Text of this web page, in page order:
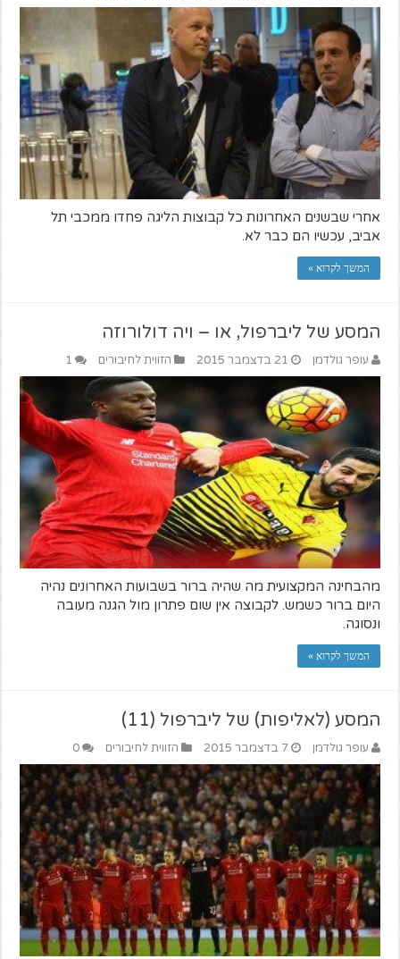
אחרי שבשנים האחרונות כל קבוצות הליגה פחדו ממכבי תל
אביב, עכשיו הם כבר לא.
המשך לקרוא »
המסע של ליברפול, או – ויה דולורוזה
עופר גולדמן 21 בדצמבר 2015 הזווית לחיבורים 1
מהבחינה המקצועית מה שהיה ברור בשבועות האחרונים נהיה
היום ברור כשמש. לקבוצה אין שום פתרון מול הגנה מעובה
ונסוגה.
המשך לקרוא »
המסע (לאליפות) של ליברפול (11)
עופר גולדמן 7 בדצמבר 2015 הזווית לחיבורים 0